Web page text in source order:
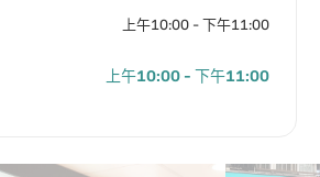
上午10:00 - 下午11:00
上午10:00 - 下午11:00